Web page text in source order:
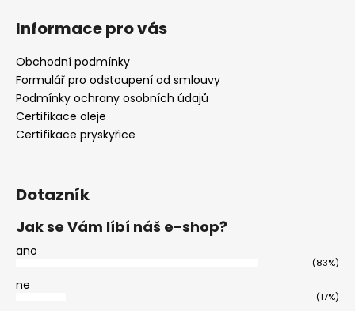
Informace pro vás
Obchodní podmínky
Formulář pro odstoupení od smlouvy
Podmínky ochrany osobních údajů
Certifikace oleje
Certifikace pryskyřice
Dotazník
Jak se Vám líbí náš e-shop?
ano
(83%)
ne
(17%)